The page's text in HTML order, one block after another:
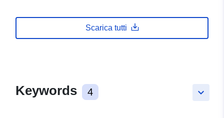
Scarica tutti
keyboard_arrow_down
Keywords 4